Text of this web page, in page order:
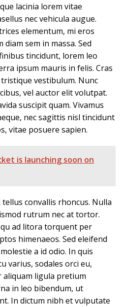
lacinia lorem vitae
nec vehicula augue.
elementum, mi eros
sem in massa. Sed
tincidunt, lorem leo
ipsum mauris in felis. Cras
vestibulum. Nunc
vel auctor elit volutpat.
suscipit quam. Vivamus
nec sagittis nisl tincidunt
vitae posuere sapien.
is launching soon on
convallis rhoncus. Nulla
rutrum nec at tortor.
ad litora torquent per
himenaeos. Sed eleifend
a id odio. In quis
varius, sodales orci eu,
aliquam ligula pretium
in leo bibendum, ut
In dictum nibh et vulputate